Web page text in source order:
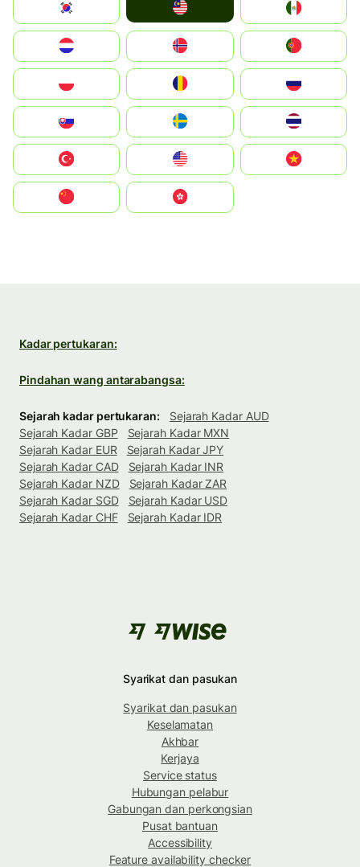
South Korea
United States
中國香港特別行政區
Kadar pertukaran:
Pindahan wang antarabangsa:
Sejarah kadar pertukaran:
Sejarah Kadar AUD
Sejarah Kadar GBP
Sejarah Kadar MXN
Sejarah Kadar EUR
Sejarah Kadar JPY
Sejarah Kadar CAD
Sejarah Kadar INR
Sejarah Kadar NZD
Sejarah Kadar ZAR
Sejarah Kadar SGD
Sejarah Kadar USD
Sejarah Kadar CHF
Sejarah Kadar IDR
Syarikat dan pasukan
Syarikat dan pasukan
Keselamatan
Akhbar
Kerjaya
Service status
Hubungan pelabur
Gabungan dan perkongsian
Pusat bantuan
Accessibility
Feature availability checker